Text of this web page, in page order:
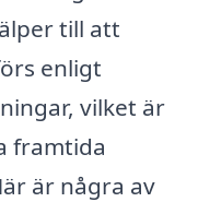
till att
enligt
vilket är
framtida
är några av